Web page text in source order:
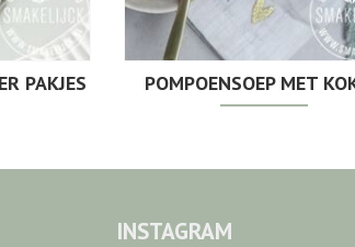
PAKJES
POMPOENSOEP MET
INSTAGRAM